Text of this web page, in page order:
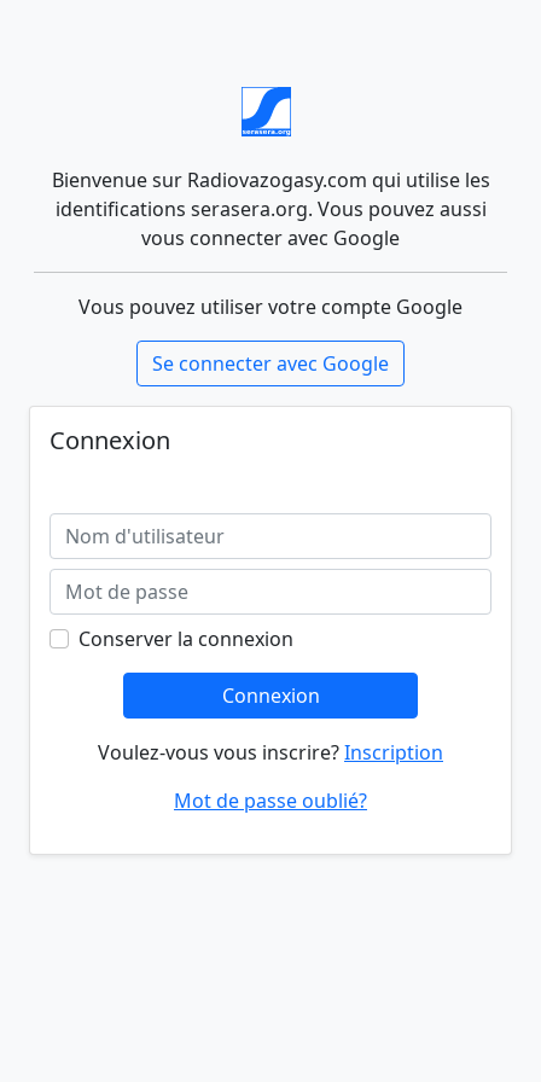
Bienvenue sur Radiovazogasy.com qui utilise les
identifications serasera.org. Vous pouvez aussi
vous connecter avec Google
Vous pouvez utiliser votre compte Google
Se connecter avec Google
Connexion
Conserver la connexion
Connexion
Voulez-vous vous inscrire?Inscription
Mot de passe oublié?